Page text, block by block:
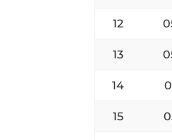
12
13
14
15